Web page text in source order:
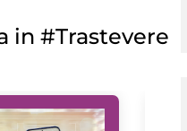
in #Trastevere